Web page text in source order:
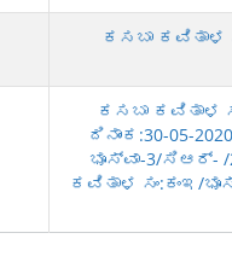
ಕಸಬಾ ಕವಿತಾಳ
ಕಸಬಾ ಕವಿತಾಳ
ದಿನಾಂಕ:30-05-
ಭೂಸ್ವಾ-3/ಸಿಆರ್- /
ಕವಿತಾಳ ಸಂ:ಕಂಇ/